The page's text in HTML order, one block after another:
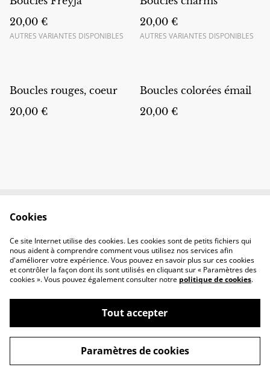
20,00 €
AUTRES VARIANTES DISPONIBLES
20,00 €
AUTRES VARIANTES DISPONIBLES
Boucles rouges, coeur
20,00 €
Boucles colorées émail
20,00 €
Politique de
confidentialité
Politique de cookies
©2026Briony Créations
powered by
Cookies
Ce site Internet utilise des cookies. Les cookies sont de petits fichiers qui
nous aident à comprendre comment vous utilisez nos services afin
d'améliorer votre expérience. Vous pouvez en savoir plus sur ces cookies
et contrôler la façon dont ils sont utilisés en cliquant sur « Paramètres des
cookies ». Vous pouvez également consulter notre politique de cookies.
Tout accepter
Paramètres de cookies